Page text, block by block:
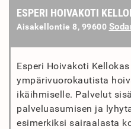
ESPERI HOIVAKOTI
Aisakellontie 8, 99600
Esperi Hoivakoti
ympärivuorokautista
ikäihmiselle. Palvelut
palveluasumisen ja
esimerkiksi sairaalasta